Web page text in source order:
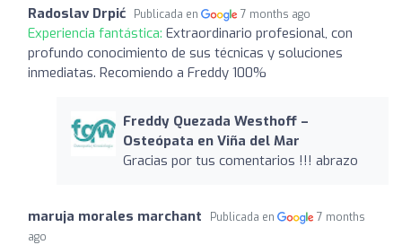
Radoslav Drpić Publicada en 7 months ago
Experiencia fantástica: Extraordinario profesional, con
profundo conocimiento de sus técnicas y soluciones
inmediatas. Recomiendo a Freddy 100%
Freddy Quezada Westhoff –
Osteópata en Viña del Mar
Gracias por tus comentarios !!! abrazo
maruja morales marchant Publicada en
7 months
ago